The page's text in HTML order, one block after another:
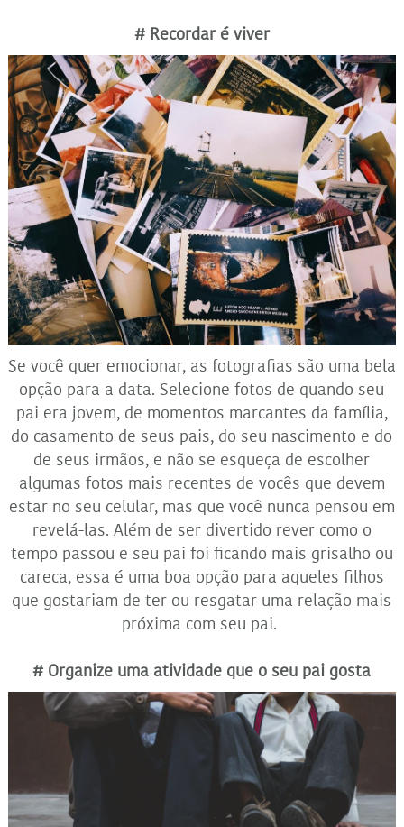
# Recordar é viver
Se você quer emocionar, as fotografias são uma bela
opção para a data. Selecione fotos de quando seu
pai era jovem, de momentos marcantes da família,
do casamento de seus pais, do seu nascimento e do
de seus irmãos, e não se esqueça de escolher
algumas fotos mais recentes de vocês que devem
estar no seu celular, mas que você nunca pensou em
revelá-las. Além de ser divertido rever como o
tempo passou e seu pai foi ficando mais grisalho ou
careca, essa é uma boa opção para aqueles filhos
que gostariam de ter ou resgatar uma relação mais
próxima com seu pai.
# Organize uma atividade que o seu pai gosta